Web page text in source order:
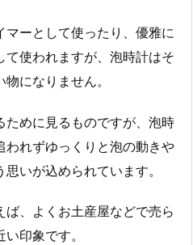
ーとして使ったり、優雅に
使われますが、泡時計はそ
になりません。
めに見るものですが、泡時
れずゆっくりと泡の動きや
いが込められています。
、よくお土産屋などで売ら
い印象です。